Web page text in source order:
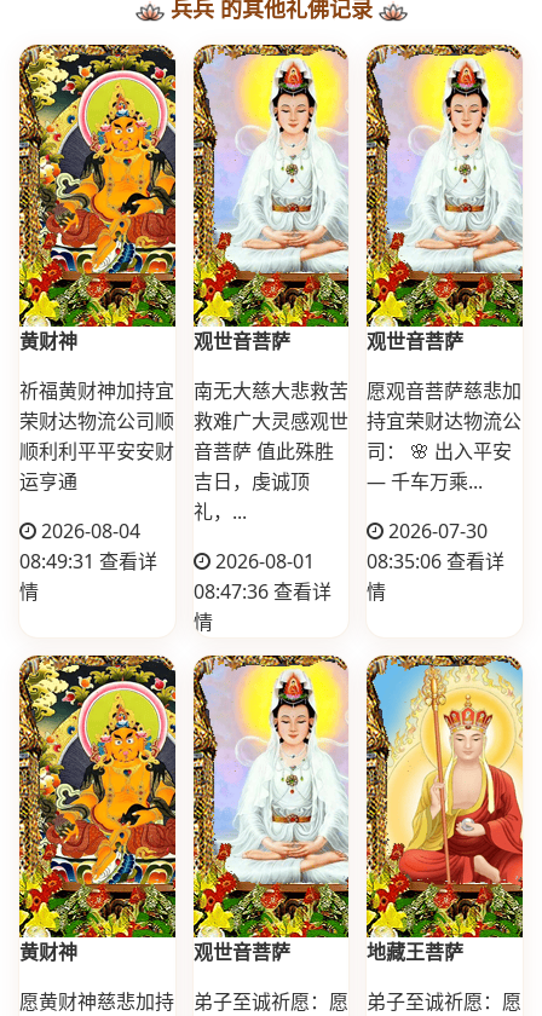
兵兵 的其他礼佛记录
黄财神
祈福黄财神加持宜
荣财达物流公司顺
顺利利平平安安财
运亨通
2026-08-04
08:49:31 查看详
情
观世音菩萨
南无大慈大悲救苦
救难广大灵感观世
音菩萨 值此殊胜
吉日，虔诚顶
礼，...
2026-08-01
08:47:36查看详
情
观世音菩萨
愿观音菩萨慈悲加
持宜荣财达物流公
司： 🌸 出入平安
— 千车万乘...
2026-07-30
08:35:06查看详
情
黄财神
愿黄财神慈悲加持
观世音菩萨
弟子至诚祈愿：愿
地藏王菩萨
弟子至诚祈愿：愿